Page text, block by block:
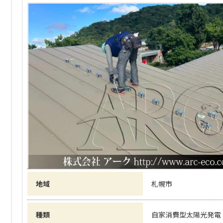
地域 札幌市
種類 自家消費型太陽光発電